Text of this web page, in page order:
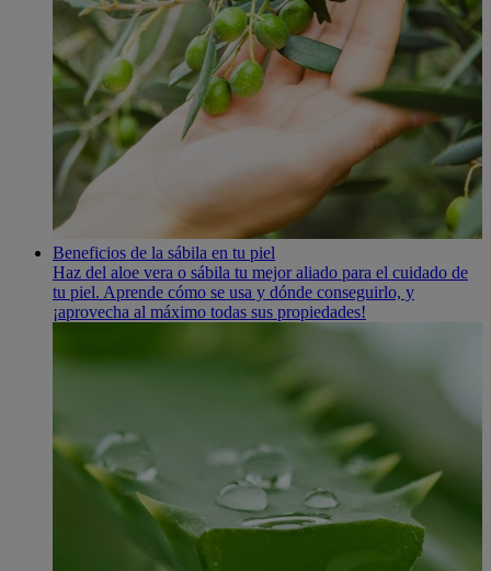
Beneficios de la sábila en tu piel
Haz del aloe vera o sábila tu mejor aliado para el cuidado de
tu piel. Aprende cómo se usa y dónde conseguirlo, y
¡aprovecha al máximo todas sus propiedades!